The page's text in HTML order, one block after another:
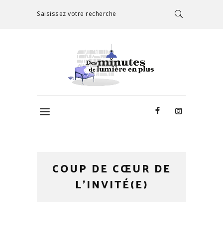
Saisissez votre recherche
COUP DE CŒUR DE
L'INVITÉ(E)